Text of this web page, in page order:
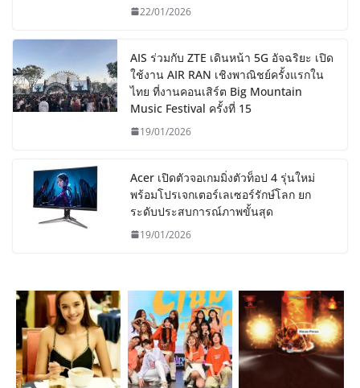
22/01/2026
AIS ร่วมกับ ZTE เดินหน้า 5G อัจฉริยะ เปิด
ใช้งาน AIR RAN เชิงพาณิชย์ครั้งแรกใน
ไทย ที่งานคอนเสิร์ต Big Mountain
Music Festival ครั้งที่ 15
19/01/2026
Acer เปิดตัวจอเกมมิ่งตัวท็อป 4 รุ่นใหม่
พร้อมโปรเจกเตอร์เลเซอร์รักษ์โลก ยก
ระดับประสบการณ์ภาพขั้นสุด
19/01/2026